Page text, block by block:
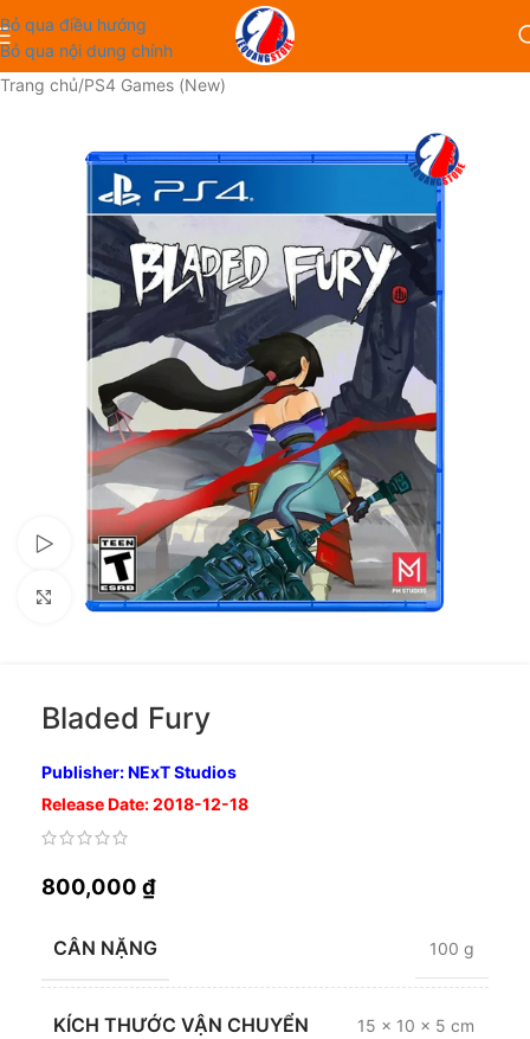
Bỏ qua điều hướng
Bỏ qua nội dung chính
Trang chủ/PS4 Games (New)
Xem video
Nhấp để phóng to
Bladed Fury
Publisher: NExT Studios
Release Date: 2018-12-18
800,000 ₫
CÂN NẶNG 100 g
KÍCH THƯỚC VẬN CHUYỂN 15 × 10 × 5 cm